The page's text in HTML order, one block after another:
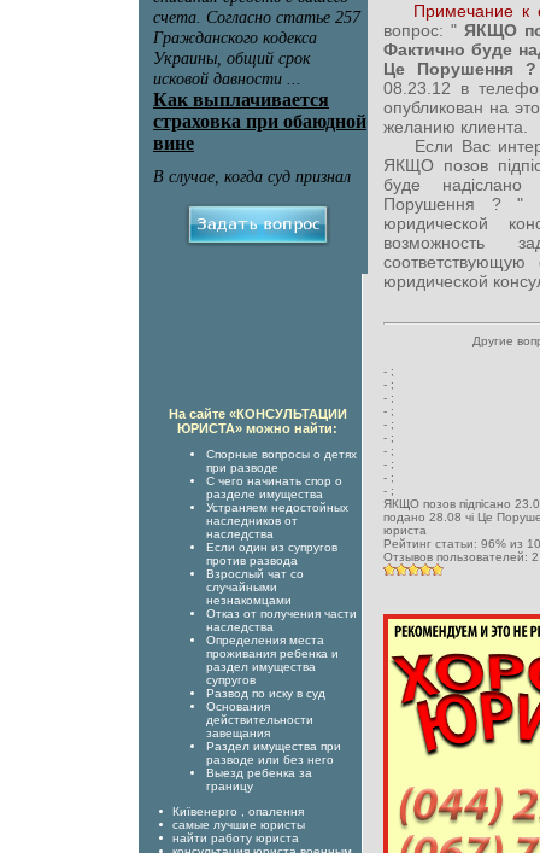
Примечание к
вопрос: " ЯКЩО
Фактично буде
Це Порушення
08.23.12 в
опубликован на
желанию клиента.
Если Вас
ЯКЩО позов
буде
Порушення ? "
юридической
возможность
юридической
Другие
- ;
- ;
- ;
- ;
- ;
- ;
- ;
- ;
- ;
- ;
ЯКЩО позов підпісано
подано 28.08 чі Це
юриста
Рейтинг статьи: 96% из
Отзывов пользователей: 2
На сайте «КОНСУЛЬТАЦИИ
ЮРИСТА» можно найти:
Спорные вопросы о детях
при разводе
С чего начинать спор о
разделе имущества
Устраняем недостойных
наследников от
наследства
Если один из супругов
против развода
Взрослый чат со
случайными
незнакомцами
Отказ от получения части
наследства
Определения места
проживания ребенка и
раздел имущества
супругов
Развод по иску в суд
Основания
действительности
завещания
Раздел имущества при
разводе или без него
Выезд ребенка за
границу
Київенерго , опалення
самые лучшие юристы
найти работу юриста